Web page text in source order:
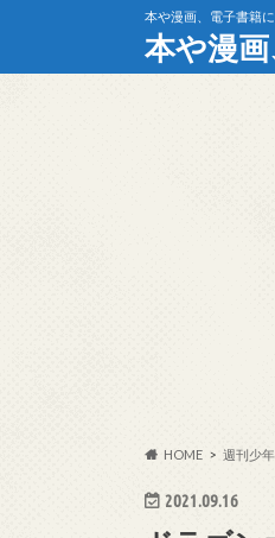
本や漫画、電子書籍
本や漫
HOME 週刊少
2021.09.16